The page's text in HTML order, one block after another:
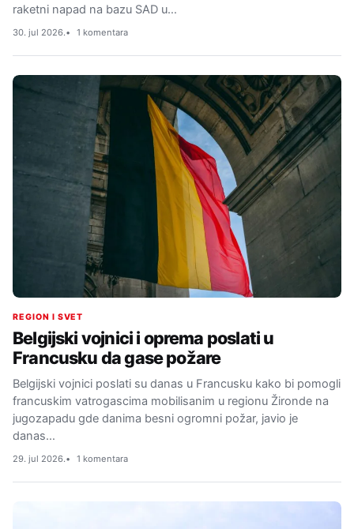
raketni napad na bazu SAD u…
30. jul 2026. 1 komentara
REGION I SVET
Belgijski vojnici i oprema poslati u
Francusku da gase požare
Belgijski vojnici poslati su danas u Francusku kako bi pomogli
francuskim vatrogascima mobilisanim u regionu Žironde na
jugozapadu gde danima besni ogromni požar, javio je
danas…
29. jul 2026. 1 komentara